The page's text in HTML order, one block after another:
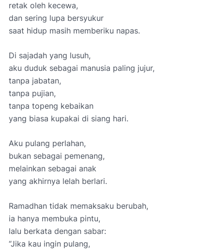
retak oleh kecewa,
dan sering lupa bersyukur
saat hidup masih memberiku napas.
Di sajadah yang lusuh,
aku duduk sebagai manusia paling jujur,
tanpa jabatan,
tanpa pujian,
tanpa topeng kebaikan
yang biasa kupakai di siang hari.
Aku pulang perlahan,
bukan sebagai pemenang,
melainkan sebagai anak
yang akhirnya lelah berlari.
Ramadhan tidak memaksaku berubah,
ia hanya membuka pintu,
lalu berkata dengan sabar:
“Jika kau ingin pulang,